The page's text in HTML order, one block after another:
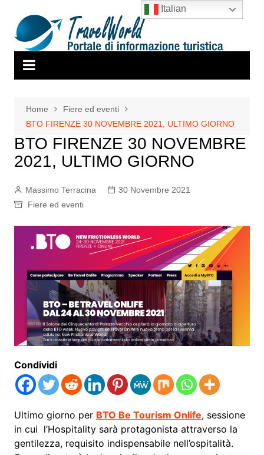
contenuto
Home
Fiere ed eventi
BTO FIRENZE 30 NOVEMBRE 2021, ULTIMO GIORNO
BTO FIRENZE 30 NOVEMBRE
2021, ULTIMO GIORNO
Massimo Terracina
30 Novembre 2021
Fiere ed eventi
Condividi
Ultimo giorno per BTO Be Tourism Onlife, sessione
in cui l’Hospitality sarà protagonista attraverso la
gentilezza, requisito indispensabile nell’ospitalità.
Italian